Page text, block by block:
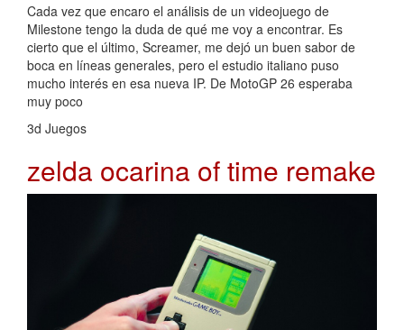
Cada vez que encaro el análisis de un videojuego de
Milestone tengo la duda de qué me voy a encontrar. Es
cierto que el último, Screamer, me dejó un buen sabor de
boca en líneas generales, pero el estudio italiano puso
mucho interés en esa nueva IP. De MotoGP 26 esperaba
muy poco
3d Juegos
zelda ocarina of time remake